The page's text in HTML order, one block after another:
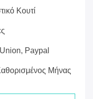
Κουτί
Paypal
Μήνας